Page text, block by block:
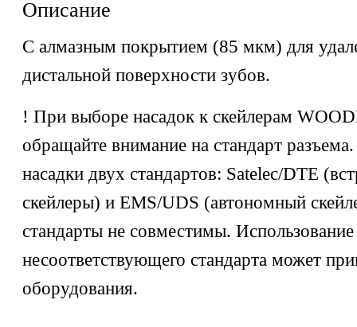
Описание
С алмазным покрытием (85 мкм) для
дистальной поверхности зубов.
! При выборе насадок к скейлерам
обращайте внимание на стандарт
насадки двух стандартов: Satelec/DTE
скейлеры) и EMS/UDS (автономный
стандарты не совместимы. Использование
несоответствующего стандарта может
оборудования.